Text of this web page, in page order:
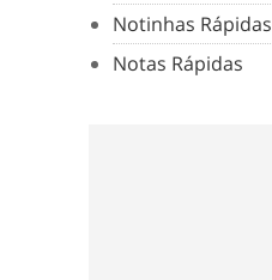
Notinhas Rápidas
Notas Rápidas